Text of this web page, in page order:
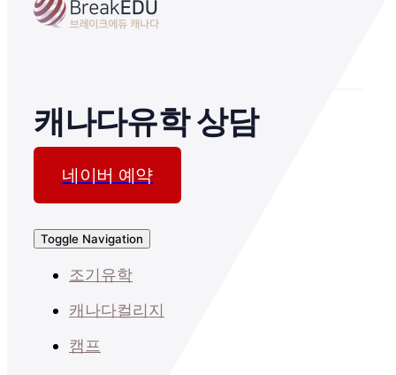
캐나다유학 상담
네이버 예약
Toggle Navigation
조기유학
캐나다컬리지
캠프